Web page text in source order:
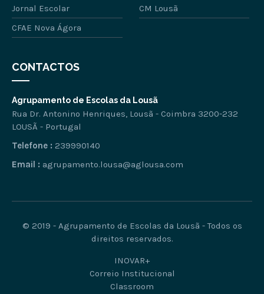
Jornal Escolar
CM Lousã
CFAE Nova Ágora
CONTACTOS
Agrupamento de Escolas da Lousã
Rua Dr. Antonino Henriques, Lousã - Coimbra 3200-232
LOUSÃ - Portugal
Telefone : 239990140
Email : agrupamento.lousa@aglousa.com
© 2019 - Agrupamento de Escolas da Lousã - Todos os
direitos reservados.
INOVAR+
Correio Institucional
Classroom